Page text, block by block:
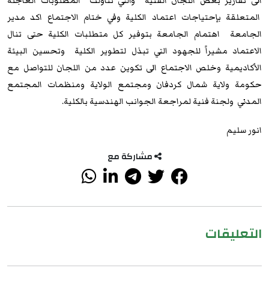
المتعلقة بإحتياجات اعتماد الكلية وفي ختام الاجتماع اكد مدير
الجامعة اهتمام الجامعة بتوفير كل متطلبات الكلية حتى تنال
الاعتماد مشيراً للجهود التي تبذل لتطوير الكلية وتحسين البيئة
الأكاديمية وخلص الاجتماع الى تكوين عدد من اللجان للتواصل مع
حكومة ولاية شمال كردفان ومجتمع الولاية ومنظمات المجتمع
المدني ولجنة فنية لمراجعة الجوانب الهندسية بالكلية.
انور سليم
مشاركة مع
التعليقات